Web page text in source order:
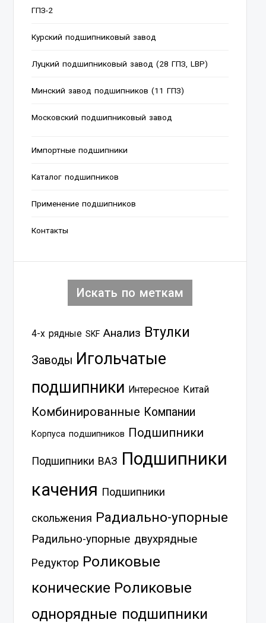
ГПЗ-2
Курский подшипниковый завод
Луцкий подшипниковый завод (28 ГПЗ, LBP)
Минский завод подшипников (11 ГПЗ)
Московский подшипниковый завод
Импортные подшипники
Каталог подшипников
Применение подшипников
Контакты
Искать по меткам
4-х рядные SKF Анализ Втулки
Заводы Игольчатые
подшипники Интересное Китай
Комбинированные Компании
Корпуса подшипников Подшипники
Подшипники ВАЗ Подшипники
качения Подшипники
скольжения Радиально-упорные
Радильно-упорные двухрядные
Редуктор Роликовые
конические Роликовые
однорядные подшипники